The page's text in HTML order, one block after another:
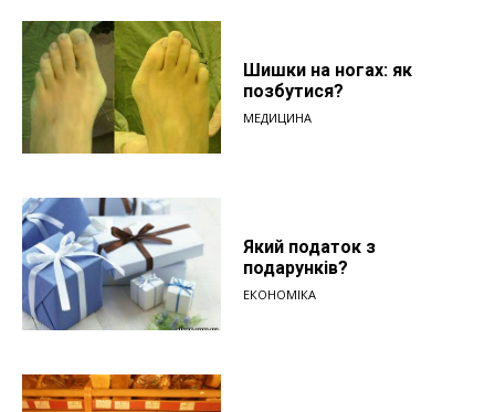
Шишки на ногах: як
позбутися?
МЕДИЦИНА
Який податок з
подарунків?
ЕКОНОМІКА